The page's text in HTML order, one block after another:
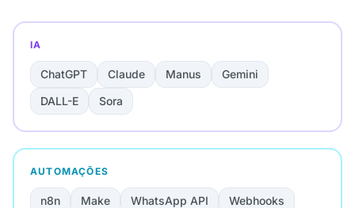
IA
ChatGPT Claude Manus
Gemini
DALL-E
Sora
AUTOMAÇÕES
n8n Make WhatsApp API
Webhooks